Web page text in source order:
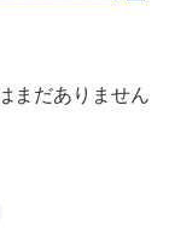
まだありません